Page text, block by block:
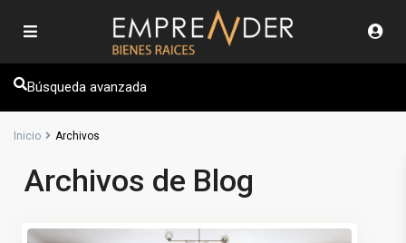
Búsqueda avanzada
Inicio Archivos
Archivos de Blog